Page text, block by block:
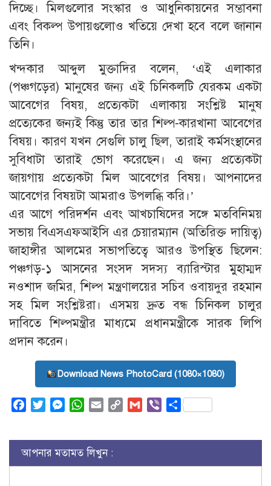
দিচ্ছে। মিলগুলোর সংস্কার ও আধুনিকায়নের সম্ভাবনা
এবং বিকল্প উপায়গুলোও খতিয়ে দেখা হবে বলে জানান
তিনি।
খন্দকার আব্দুল মুক্তাদির বলেন, ‘এই এলাকার
(পঞ্চগড়ের) মানুষের জন্য এই চিনিকলটি যেরকম একটা
আবেগের বিষয়, প্রত্যেকটা এলাকায় সংশ্লিষ্ট মানুষ
প্রত্যেকের জন্যই কিন্তু তার তার শিল্প-কারখানা আবেগের
বিষয়। কারণ যখন সেগুলি চালু ছিল, তারাই কর্মসংস্থানের
সুবিধাটা তারাই ভোগ করেছেন। এ জন্য প্রত্যেকটা
জায়গায় প্রত্যেকটা মিল আবেগের বিষয়। আপনাদের
আবেগের বিষয়টা আমরাও উপলব্ধি করি।’
এর আগে পরিদর্শন এবং আখচাষিদের সঙ্গে মতবিনিময়
সভায় বিএসএফআইসি এর চেয়ারম্যান (অতিরিক্ত দায়িত্ব)
জাহাঙ্গীর আলমের সভাপতিত্বে আরও উপস্থিত ছিলেন:
পঞ্চগড়-১ আসনের সংসদ সদস্য ব্যারিস্টার মুহাম্মদ
নওশাদ জমির, শিল্প মন্ত্রণালয়ের সচিব ওবায়দুর রহমান
সহ মিল সংশ্লিষ্টরা। এসময় দ্রুত বন্ধ চিনিকল চালুর
দাবিতে শিল্পমন্ত্রীর মাধ্যমে প্রধানমন্ত্রীকে সারক লিপি
প্রদান করেন।
Download News PhotoCard (1080×1080)
FacebookTwitterMessenger
WhatsApp
Email
Copy
Gmail ViberShare
আপনার মতামত লিখুন :